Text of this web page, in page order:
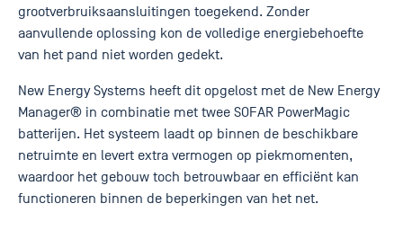
grootverbruiksaansluitingen toegekend. Zonder
aanvullende oplossing kon de volledige energiebehoefte
van het pand niet worden gedekt.
New Energy Systems heeft dit opgelost met de New Energy
Manager® in combinatie met twee SOFAR PowerMagic
batterijen. Het systeem laadt op binnen de beschikbare
netruimte en levert extra vermogen op piekmomenten,
waardoor het gebouw toch betrouwbaar en efficiënt kan
functioneren binnen de beperkingen van het net.